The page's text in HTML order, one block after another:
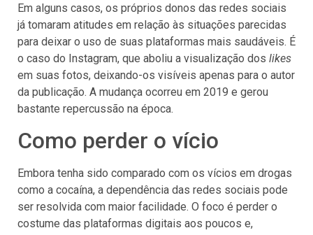
Em alguns casos, os próprios donos das redes sociais
já tomaram atitudes em relação às situações parecidas
para deixar o uso de suas plataformas mais saudáveis. É
o caso do Instagram, que aboliu a visualização dos likes
em suas fotos, deixando-os visíveis apenas para o autor
da publicação. A mudança ocorreu em 2019 e gerou
bastante repercussão na época.
Como perder o vício
Embora tenha sido comparado com os vícios em drogas
como a cocaína, a dependência das redes sociais pode
ser resolvida com maior facilidade. O foco é perder o
costume das plataformas digitais aos poucos e,